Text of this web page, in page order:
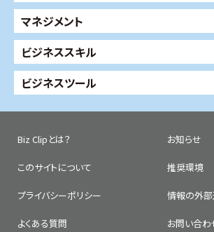
マネジメント
ビジネススキル
ビジネスツール
Biz Clipとは？ お知らせ
このサイトについて 推奨環境
プライバシーポリシー 情報の外
よくある質問 お問い合わ